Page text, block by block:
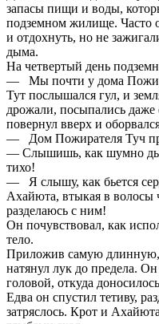
запасы пищи и воды,
подземном жилище. Часто
и отдохнуть, но не
дыма.
На четвертый день
— Мы почти у дома
Тут послышался гул, и
дрожали, посыпались
повернул вверх и
— Дом Пожирателя Туч
— Слышишь, как шумно
тихо!
— Я слышу, как бьется
Ахайюта, втыкая в волосы
разделаюсь с ним!
Он почувствовал, как
тело.
Приложив самую
натянул лук до предела.
головой, откуда
Едва он спустил тетиву,
затряслось. Крот и